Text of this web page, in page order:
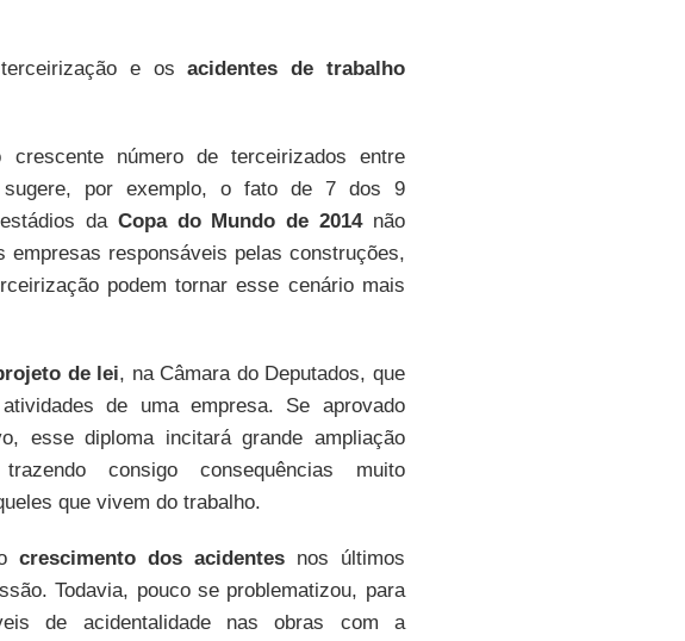
e osacidentes de trabalho
número de terceirizados entre
por exemplo, o fato de 7 dos 9
da Copa do Mundo de 2014não
responsáveis pelas construções,
podem tornar esse cenário mais
de lei, na Câmara do Deputados, que
de uma empresa. Se aprovado
esse diploma incitará grande ampliação
consigo consequências muito
que vivem do trabalho.
ocrescimento dos acidentes nos últimos
Todavia, pouco se problematizou, para
de acidentalidade nas obras com a